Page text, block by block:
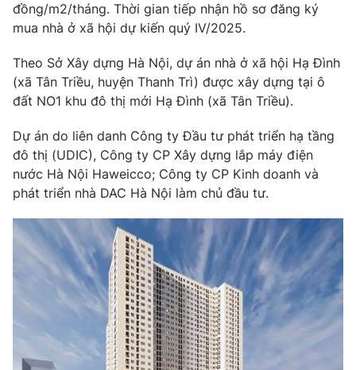
Góc doanh nghiệp
Truyền hình
Hậu trường
Nhân vật
Khán giả
Giải sao mai
Giải trí
Điện ảnh
Sao
Đời sống
Du lịch
Làm đẹp
Chất lượng cuộc sống
Giáo dục
Tuyển sinh
Học trực tuyến
Công nghệ
Hitech Công nghệ tương lai
Sản phẩm
Thị trường
Tư vấn
Giao lưu trực tuyến
Lịch phát sóng
Chuyên mục khác
đồng/m2/tháng. Thời gian tiếp nhận hồ sơ đăng ký
mua nhà ở xã hội dự kiến quý IV/2025.
Theo Sở Xây dựng Hà Nội, dự án nhà ở xã hội Hạ Đình
(xã Tân Triều, huyện Thanh Trì) được xây dựng tại ô
đất NO1 khu đô thị mới Hạ Đình (xã Tân Triều).
Dự án do liên danh Công ty Đầu tư phát triển hạ tầng
đô thị (UDIC), Công ty CP Xây dựng lắp máy điện
nước Hà Nội Haweicco; Công ty CP Kinh doanh và
phát triển nhà DAC Hà Nội làm chủ đầu tư.